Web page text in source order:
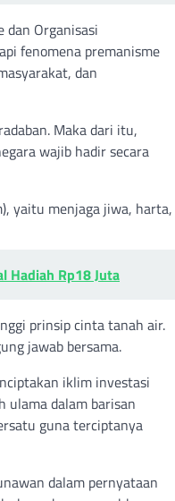
dan Organisasi
fenomena premanisme
dan
Maka dari itu,
wajib hadir secara
yaitu menjaga jiwa, harta,
Hadiah Rp18 Juta
prinsip cinta tanah air.
jawab bersama.
iklim investasi
ulama dalam barisan
guna terciptanya
dalam pernyataan